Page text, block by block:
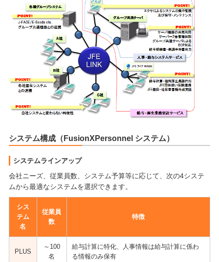
システム構成（FusionXPersonnel システム）
システムラインアップ
会社ニーズ、従業員数、システム予算等に応じて、次の4システ
ムから最適なシステムを選択できます。
シス
テム
名
従業員
数
特徴
PLUS
～100
名
給与計算に特化、人事情報は給与計算に係わ
る情報のみ保有